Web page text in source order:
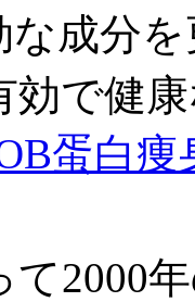
な成分
効で健
蛋白痩
て2000